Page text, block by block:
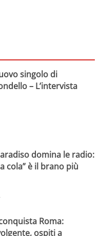
singolo di
– L’intervista
domina le radio:
cola” è il brano più
Roma:
ospiti a